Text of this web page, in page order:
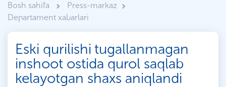
Bosh sahifa
Press-markaz
Departament xabarlari
Eski qurilishi tugallanmagan
inshoot ostida qurol saqlab
kelayotgan shaxs aniqlandi